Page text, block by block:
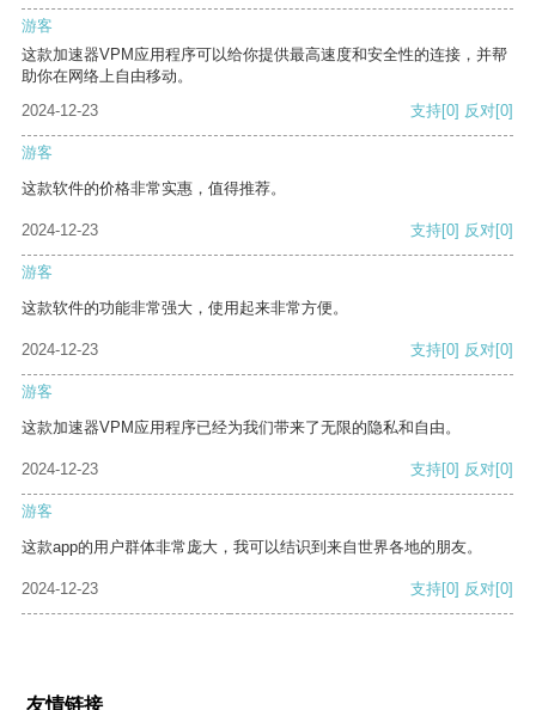
游客
这款加速器VPM应用程序可以给你提供最高速度和安全性的连接，并帮
助你在网络上自由移动。
2024-12-23
支持[0] 反对[0]
游客
这款软件的价格非常实惠，值得推荐。
2024-12-23 支持[0] 反对[0]
游客
这款软件的功能非常强大，使用起来非常方便。
2024-12-23 支持[0] 反对[0]
游客
这款加速器VPM应用程序已经为我们带来了无限的隐私和自由。
2024-12-23 支持[0] 反对[0]
游客
这款app的用户群体非常庞大，我可以结识到来自世界各地的朋友。
2024-12-23 支持[0] 反对[0]
友情链接